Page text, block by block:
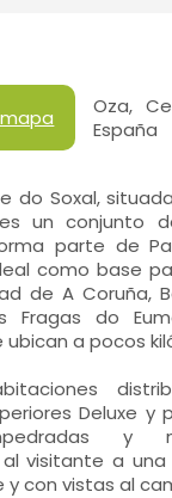
Oza,
España
do Soxal,
es un conjunto
parte de
como base
de A Coruña,
Fragas do
a pocos
Deluxe y
y
visitante a
con vistas al